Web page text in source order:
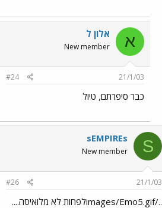
א אלון ל
New member
21/1/03
#24
כבר סיפרתם, טיול
S
sEMPIREs
New member
21/1/03
#26
../images/Emo5.gifלפחות לא מלואיסה....